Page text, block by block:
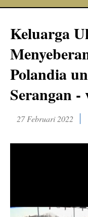
Keluarga
Polandia
Serangan -
27 Februari 2022